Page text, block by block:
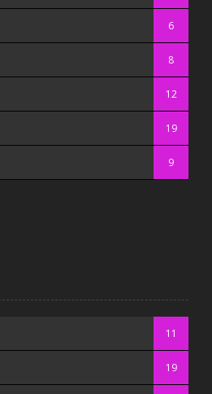
6
8
12
19
9
11
19